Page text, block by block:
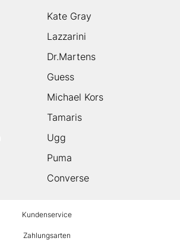
Kate Gray
Lazzarini
Dr.Martens
Guess
Michael Kors
Tamaris
Ugg
Puma
Converse
Kundenservice
Zahlungsarten